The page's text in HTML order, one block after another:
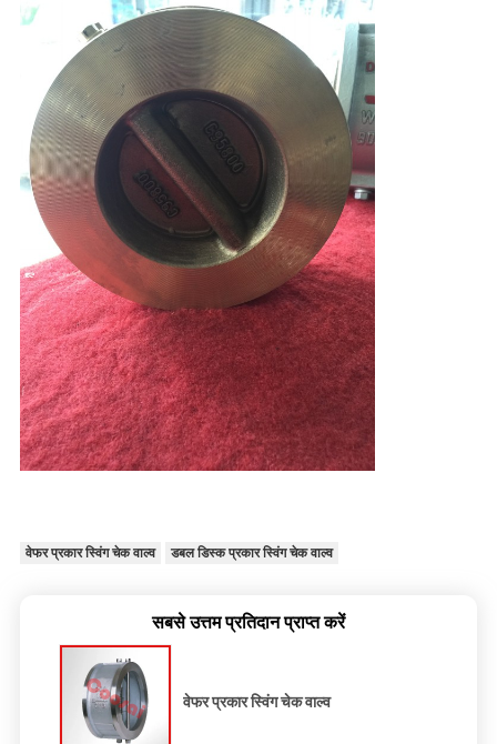
वेफर प्रकार स्विंग चेक वाल्व डबल डिस्क प्रकार स्विंग चेक वाल्व
सबसे उत्तम प्रतिदान प्राप्त करें
वेफर प्रकार स्विंग चेक वाल्व